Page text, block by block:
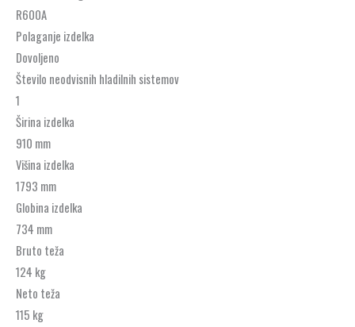
R600A
Polaganje izdelka
Dovoljeno
Število neodvisnih hladilnih sistemov
1
Širina izdelka
910 mm
Višina izdelka
1793 mm
Globina izdelka
734 mm
Bruto teža
124 kg
Neto teža
115 kg